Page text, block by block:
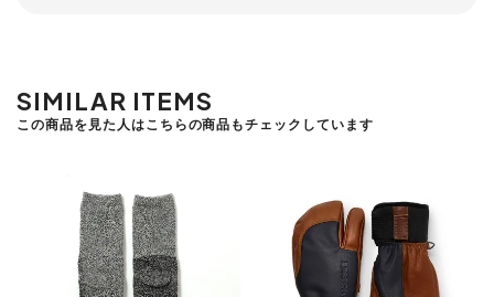
SIMILAR ITEMS
この商品を見た人はこちらの商品もチェックしています